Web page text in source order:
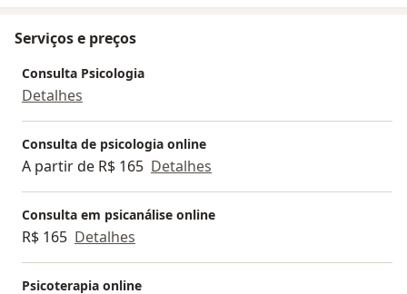
Serviços e preços
Consulta Psicologia
Detalhes
Consulta de psicologia online
A partir de R$ 165 Detalhes
Consulta em psicanálise online
R$ 165 Detalhes
Psicoterapia online